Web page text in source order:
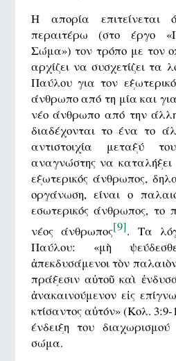
Η απορία επιτείνεται
περαιτέρω (στο έργο
Σώμα») τον τρόπο με τον
αρχίζει να συσχετίζει τα
Παύλου για τον
άνθρωπο από τη μία και
νέο άνθρωπο από την
διαδέχονται το ένα το
αντιστοιχία μεταξύ
αναγνώστης να
εξωτερικός άνθρωπος,
οργάνωση, είναι ο
εσωτερικός άνθρωπος, το
νέος άνθρωπος[9]. Τα
Παύλου: «μὴ
ἀπεκδυσάμενοι τὸν
πράξεσιν αὐτοῦ καὶ
ἀνακαινούμενον εἰς
κτίσαντος αὐτόν» (Κολ.
ένδειξη του
σώμα.